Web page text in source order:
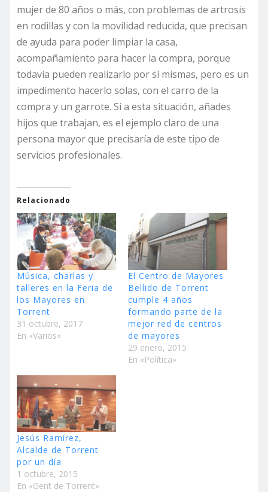
mujer de 80 años o más, con problemas de artrosis
en rodillas y con la movilidad reducida, que precisan
de ayuda para poder limpiar la casa,
acompañamiento para hacer la compra, porque
todavía pueden realizarlo por sí mismas, pero es un
impedimento hacerlo solas, con el carro de la
compra y un garrote. Si a esta situación, añades
hijos que trabajan, es el ejemplo claro de una
persona mayor que precisaría de este tipo de
servicios profesionales.
Relacionado
Música, charlas y
talleres en la Feria de
los Mayores en
Torrent
31 octubre, 2017
En «Varios»
El Centro de Mayores
Bellido de Torrent
cumple 4 años
formando parte de la
mejor red de centros
de mayores
29 enero, 2015
En «Política»
Jesús Ramírez,
Alcalde de Torrent
por un día
1 octubre, 2015
En «Gent de Torrent»